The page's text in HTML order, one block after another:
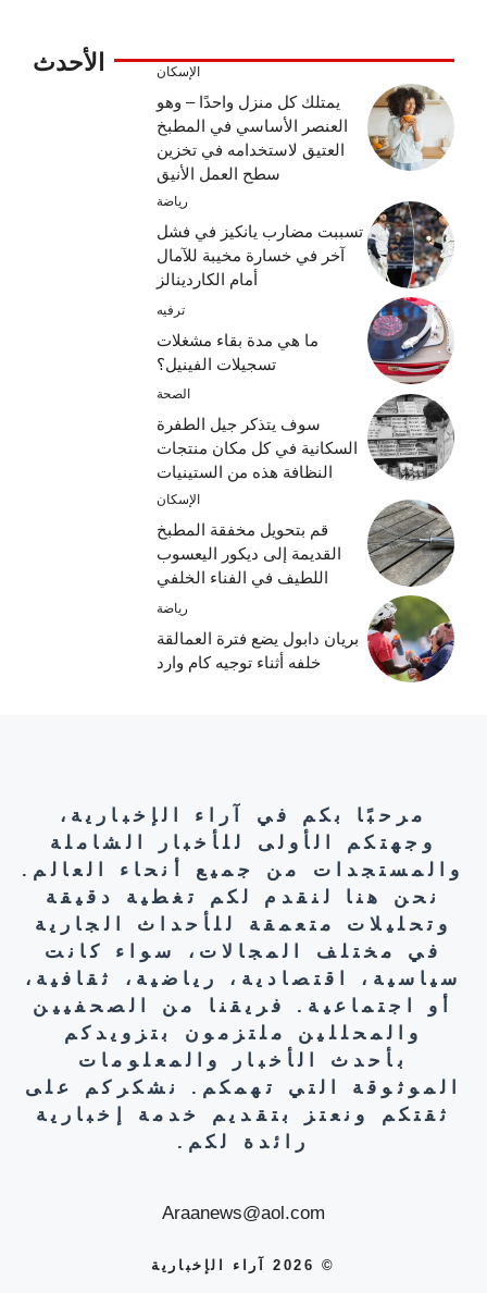
الأحدث الإسكان
يمتلك كل منزل واحدًا – وهو
العنصر الأساسي في المطبخ
العتيق لاستخدامه في تخزين
سطح العمل الأنيق
رياضة
تسببت مضارب يانكيز في فشل
آخر في خسارة مخيبة للآمال
أمام الكاردينالز
ترفيه
ما هي مدة بقاء مشغلات
تسجيلات الفينيل؟
الصحة
سوف يتذكر جيل الطفرة
السكانية في كل مكان منتجات
النظافة هذه من الستينيات
الإسكان
قم بتحويل مخفقة المطبخ
القديمة إلى ديكور اليعسوب
اللطيف في الفناء الخلفي
رياضة
بريان دابول يضع فترة العمالقة
خلفه أثناء توجيه كام وارد
مرحبًا بكم في آراء الإخبارية،
وجهتكم الأولى للأخبار الشاملة
والمستجدات من جميع أنحاء العالم.
نحن هنا لنقدم لكم تغطية دقيقة
وتحليلات متعمقة للأحداث الجارية
في مختلف المجالات، سواء كانت
سياسية، اقتصادية، رياضية، ثقافية،
أو اجتماعية. فريقنا من الصحفيين
والمحللين ملتزمون بتزويدكم
بأحدث الأخبار والمعلومات
الموثوقة التي تهمكم. نشكركم على
ثقتكم ونعتز بتقديم خدمة إخبارية
رائدة لكم.
Araanews@aol.com
© 2026 آراء الإخبارية